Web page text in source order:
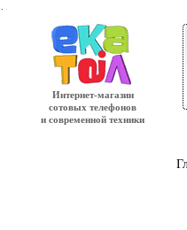
Интернет-магазин
сотовых телефонов
и современной техники